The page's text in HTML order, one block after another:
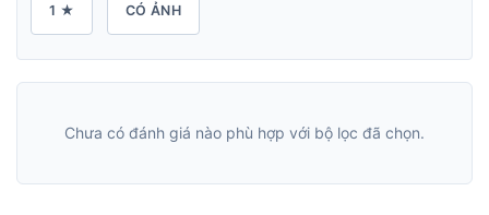
1 ★ CÓ ẢNH
Chưa có đánh giá nào phù hợp với bộ lọc đã chọn.